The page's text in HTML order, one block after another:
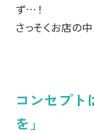
ず…！
さっそくお店の
コンセプト
を」